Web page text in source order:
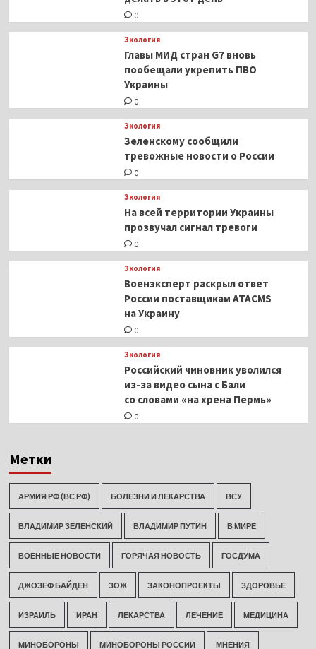
0
Экология
Главы МИД стран G7 вновь
пообещали укрепить ПВО
Украины
0
Экология
Зеленскому сообщили
тревожные новости о России
0
Экология
На всей территории Украины
прозвучал сигнал тревоги
0
Экология
Военэксперт раскрыл ответ
России поставщикам ATACMS
на Украину
0
Экология
Российский чиновник уволился
из-за видео сына с Бали
со словами «на хрена Пермь»
0
Метки
АРМИЯ РФ (ВС РФ) БОЛЕЗНИ И ЛЕКАРСТВА ВСУ
ВЛАДИМИР ЗЕЛЕНСКИЙ ВЛАДИМИР ПУТИН В МИРЕ
ВОЕННЫЕ НОВОСТИ ГОРЯЧАЯ НОВОСТЬ ГОСДУМА
ДЖОЗЕФ БАЙДЕН ЗОЖ ЗАКОНОПРОЕКТЫ ЗДОРОВЬЕ
ИЗРАИЛЬ ИРАН ЛЕКАРСТВА ЛЕЧЕНИЕ МЕДИЦИНА
МИНОБОРОНЫ МИНОБОРОНЫ РОССИИ МНЕНИЯ